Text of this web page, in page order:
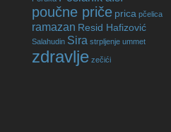
poučne priče prica pčelica
ramazan Resid Hafizović
Salahudin Sira strpljenje ummet
zdravlje zečići